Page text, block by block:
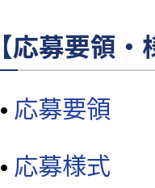
【応募要領
• 応募要領
• 応募様式